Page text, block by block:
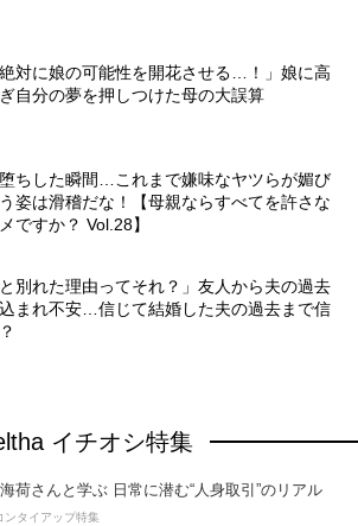
絶対に娘の可能性を開花させる…！」娘に高
自分の夢を押しつけた母の大誤算
ちした瞬間…これまで嫌味なヤツらが媚び
姿は滑稽だな！【母親ならすべてを許さな
ですか？ Vol.28】
と別れた理由ってそれ？」友人から夫の過去
まれ不安…信じて結婚した夫の過去まで信
イチオシ特集
荷さんと学ぶ 日常に潜む“人身取引”のリアル
ンタイアップ特集